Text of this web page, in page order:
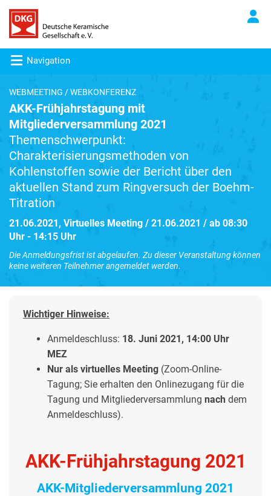
Navigation
WEBMEETING / WEBKONFERENZ
AKK-Frühjahrstagung mit
Mitgliederversammlung 2021
Themenschwerpunkt:
Charakterisierungsmethoden von
Kohlenstoffen sowie der Bericht über den
aktuellen Stand zum Ringversuch der Boehm-
Titration
21.06.2021, Virtuelles Meeting / 21.06.2021 / ab 08:30
Uhr - 14:15 Uhr
Die Anmeldungsfrist ist abgelaufen. Zu dieser Veranstaltung können
keine weiteren Teilnehmer angemeldet werden.
Wichtiger Hinweise:
Anmeldeschluss: 18. Juni 2021, 14:00 Uhr
MEZ
Nur als virtuelles Meeting (Zoom-Online-
Tagung; Sie erhalten den Onlinezugang für die
Tagung und Mitgliederversammlung nach dem
Anmeldeschluss).
AKK-Frühjahrstagung 2021
AKK-Mitgliederversammlung 2021